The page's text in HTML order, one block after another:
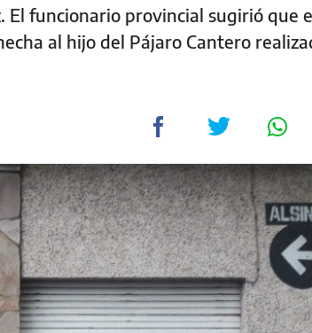
funcionario provincial sugirió que
al hijo del Pájaro Cantero